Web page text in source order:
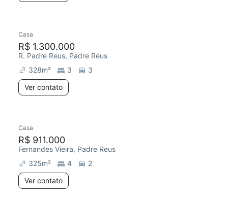
Casa
R$ 1.300.000
R. Padre Reus, Padre Réus
328m² 3
3
Ver contato
Casa
R$ 911.000
Fernandes Vieira, Padre Reus
325m² 4
2
Ver contato